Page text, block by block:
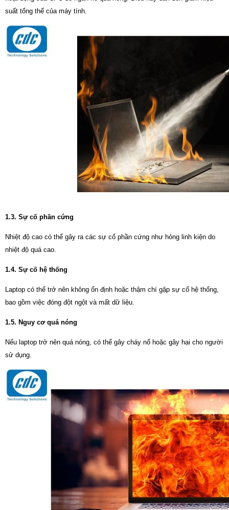
suất tổng thể của máy tính.
1.3. Sự cố phần cứng
Nhiệt độ cao có thể gây ra các sự cố phần cứng như hỏng linh kiện do
nhiệt độ quá cao.
1.4. Sự cố hệ thống
Laptop có thể trở nên không ổn định hoặc thậm chí gặp sự cố hệ thống,
bao gồm việc đóng đột ngột và mất dữ liệu.
1.5. Nguy cơ quá nóng
Nếu laptop trở nên quá nóng, có thể gây cháy nổ hoặc gây hại cho người
sử dụng.